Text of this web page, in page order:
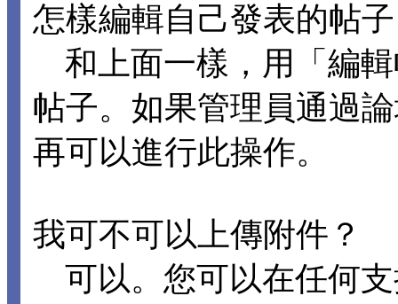
怎樣編輯自己發表的帖
和上面一樣，用「編
帖子。如果管理員通過
再可以進行此操作。
我可不可以上傳附件？
可以。您可以在任何